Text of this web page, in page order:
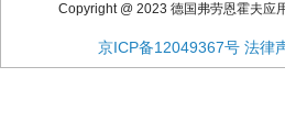
Copyright @ 2023 德国弗劳恩霍夫应
京ICP备12049367号 法律